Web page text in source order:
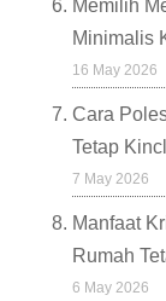
Memilih
Minimalis
16 May 2026
Cara
Tetap
7 May 2026
Manfaat
Rumah
6 May 2026